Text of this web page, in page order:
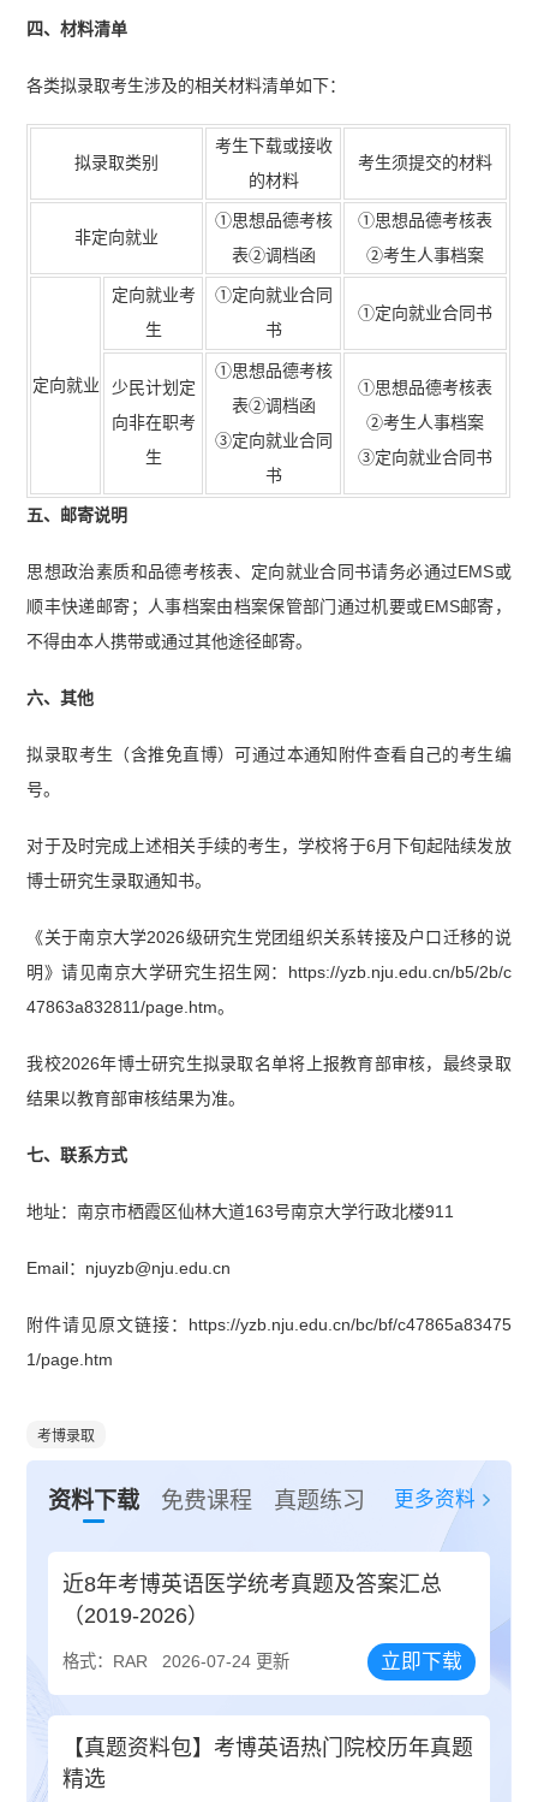
四、材料清单
各类拟录取考生涉及的相关材料清单如下：
拟录取类别
考生下载或接收
的材料
考生须提交的材料
非定向就业
①思想品德考核
表②调档函
①思想品德考核表
②考生人事档案
定向就业
定向就业考
生
①定向就业合同
书
①定向就业合同书
少民计划定
向非在职考
生
①思想品德考核
表②调档函
③定向就业合同
书
①思想品德考核表
②考生人事档案
③定向就业合同书
五、邮寄说明
思想政治素质和品德考核表、定向就业合同书请务必通过EMS或
顺丰快递邮寄；人事档案由档案保管部门通过机要或EMS邮寄，
不得由本人携带或通过其他途径邮寄。
六、其他
拟录取考生（含推免直博）可通过本通知附件查看自己的考生编
号。
对于及时完成上述相关手续的考生，学校将于6月下旬起陆续发放
博士研究生录取通知书。
《关于南京大学2026级研究生党团组织关系转接及户口迁移的说
明》请见南京大学研究生招生网：https://yzb.nju.edu.cn/b5/2b/c
47863a832811/page.htm。
我校2026年博士研究生拟录取名单将上报教育部审核，最终录取
结果以教育部审核结果为准。
七、联系方式
地址：南京市栖霞区仙林大道163号南京大学行政北楼911
Email：njuyzb@nju.edu.cn
附件请见原文链接：https://yzb.nju.edu.cn/bc/bf/c47865a83475
1/page.htm
考博录取
资料下载 免费课程 真题练习 更多资料
近8年考博英语医学统考真题及答案汇总
（2019-2026）
格式：RAR 2026-07-24 更新 立即下载
【真题资料包】考博英语热门院校历年真题
精选